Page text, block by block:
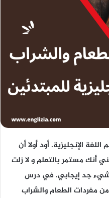
الإنجليزية. أود أولا أن
أنك مستمر بالتعلم و لا زلت
شيء جد إيجابي. في درس
مفردات الطعام والشراب